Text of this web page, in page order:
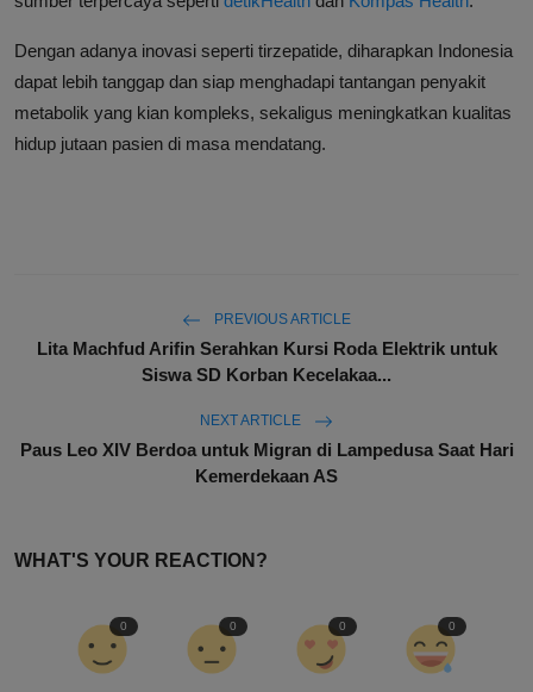
Dengan adanya inovasi seperti tirzepatide, diharapkan Indonesia
dapat lebih tanggap dan siap menghadapi tantangan penyakit
metabolik yang kian kompleks, sekaligus meningkatkan kualitas
hidup jutaan pasien di masa mendatang.
PREVIOUS ARTICLE
Lita Machfud Arifin Serahkan Kursi Roda Elektrik untuk
Siswa SD Korban Kecelakaa...
NEXT ARTICLE
Paus Leo XIV Berdoa untuk Migran di Lampedusa Saat Hari
Kemerdekaan AS
WHAT'S YOUR REACTION?
0 0 0 0